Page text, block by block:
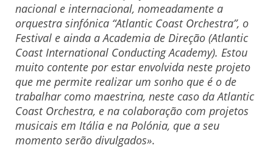
nacional e internacional, nomeadamente a
orquestra sinfónica “Atlantic Coast Orchestra”, o
Festival e ainda a Academia de Direção (Atlantic
Coast International Conducting Academy). Estou
muito contente por estar envolvida neste projeto
que me permite realizar um sonho que é o de
trabalhar como maestrina, neste caso da Atlantic
Coast Orchestra, e na colaboração com projetos
musicais em Itália e na Polónia, que a seu
momento serão divulgados».